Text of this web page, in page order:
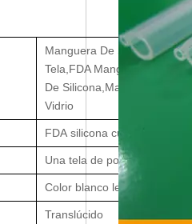
Manguera De Silicona
Tela,FDA Manguera De
De Silicona,Manguera de
Vidrio
FDA silicona curado con
Una tela de poliéster.
Color blanco lechoso,
Translúcido